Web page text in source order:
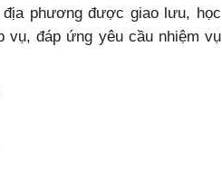
phương được giao lưu, học
vụ, đáp ứng yêu cầu nhiệm vụ